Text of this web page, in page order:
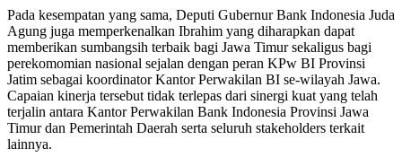
Pada kesempatan yang sama, Deputi Gubernur Bank Indonesia Juda
Agung juga memperkenalkan Ibrahim yang diharapkan dapat
memberikan sumbangsih terbaik bagi Jawa Timur sekaligus bagi
perekomomian nasional sejalan dengan peran KPw BI Provinsi
Jatim sebagai koordinator Kantor Perwakilan BI se-wilayah Jawa.
Capaian kinerja tersebut tidak terlepas dari sinergi kuat yang telah
terjalin antara Kantor Perwakilan Bank Indonesia Provinsi Jawa
Timur dan Pemerintah Daerah serta seluruh stakeholders terkait
lainnya.